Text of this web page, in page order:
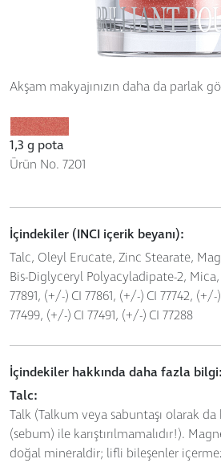
Akşam makyajınızın daha da parlak
1,3 g pota
Ürün No. 7201
İçindekiler (INCI içerik beyanı):
Talc, Oleyl Erucate, Zinc Stearate,
Bis-Diglyceryl Polyacyladipate-2,
77891, (+/-) CI 77861, (+/-) CI 77742, (+/-
77499, (+/-) CI 77491, (+/-) CI 77288
İçindekiler hakkında daha fazla bilgi:
Talc:
Talk (Talkum veya sabuntaşı olarak
(sebum) ile karıştırılmamalıdır!).
doğal mineraldir; lifli bileşenler